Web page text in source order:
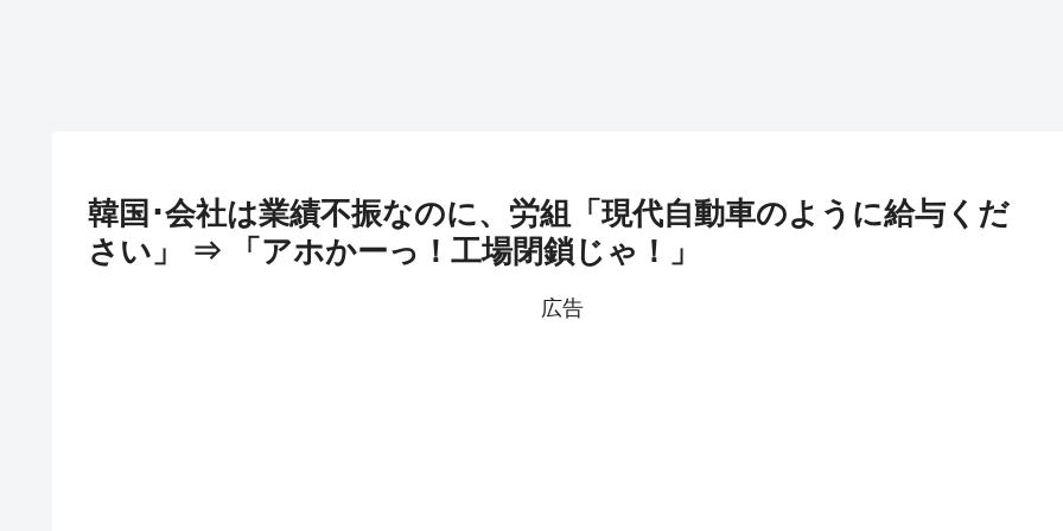
韓国･会社は業績不振なのに、労組「現代自動車のように給与くだ
さい」 ⇒ 「アホかーっ！工場閉鎖じゃ！」
広告